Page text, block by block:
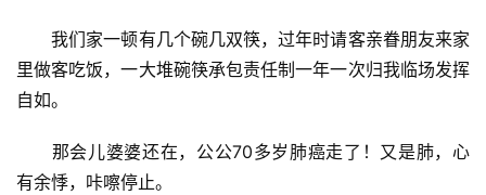
​我们家一顿有几个碗几双筷，过年时请客亲眷朋友来家
里做客吃饭，一大堆碗筷承包责任制一年一次归我临场发挥
自如。
​那会儿婆婆还在，公公70多岁肺癌走了！又是肺，心
有余悸，咔嚓停止。